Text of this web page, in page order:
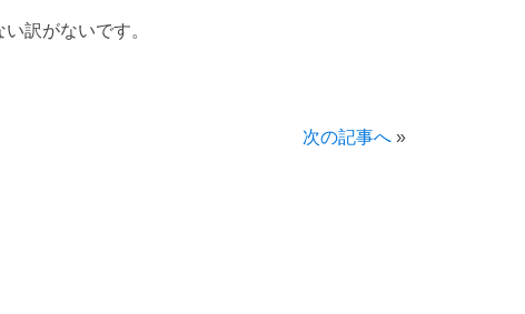
訳がないです。
次の記事へ »